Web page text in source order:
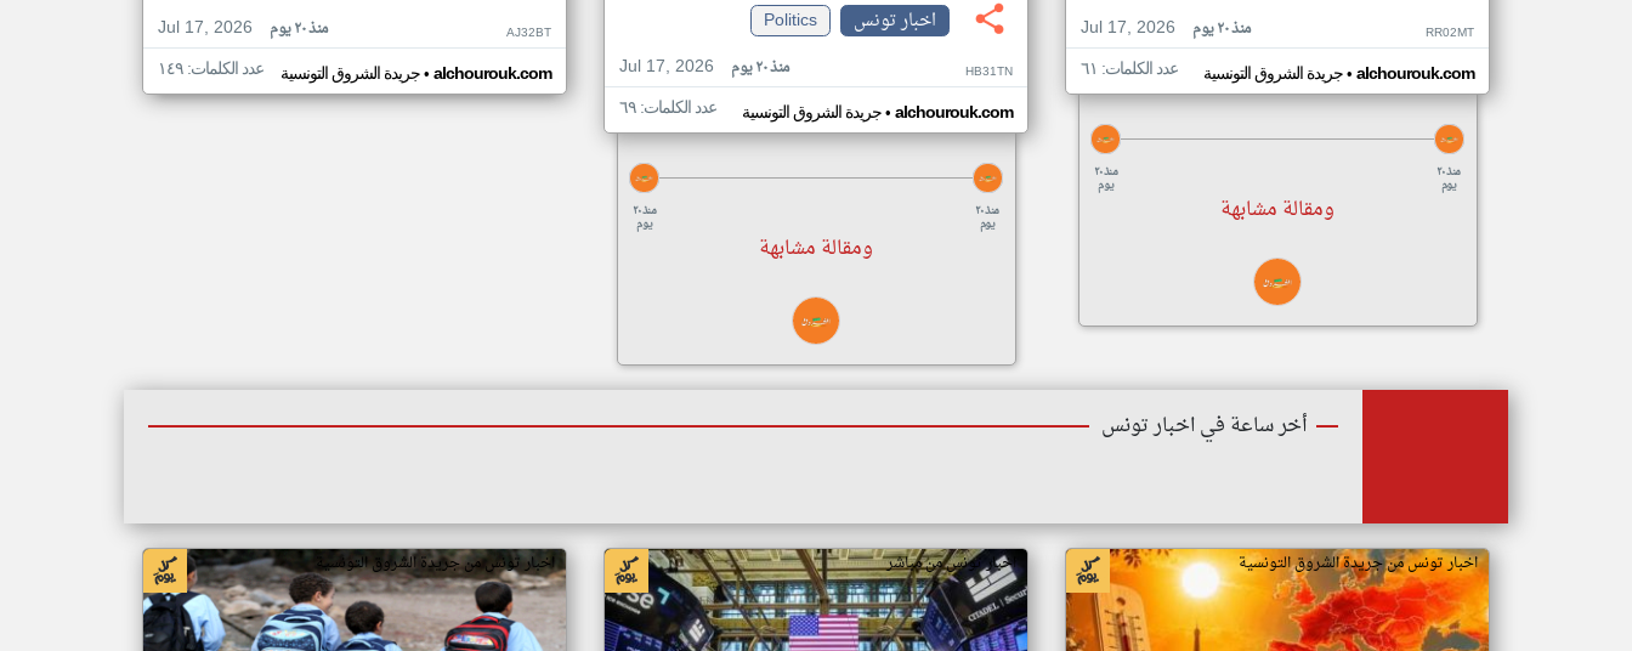
Jul 17, 2026
منذ ٢٠ يوم RR02MT
جريدة الشروق التونسية• alchourouk.com عدد الكلمات: ٦١
منذ ٢٠
يوم
منذ ٢٠
يوم
ومقالة مشابهة
اخبار تونس
Politics
Jul 17, 2026
منذ ٢٠ يوم HB31TN
جريدة الشروق التونسية• alchourouk.com عدد الكلمات: ٦٩
منذ ٢٠
يوم
منذ ٢٠
يوم
ومقالة مشابهة
Jul 17, 2026
منذ ٢٠ يوم AJ32BT
جريدة الشروق التونسية• alchourouk.com عدد الكلمات: ١٤٩
أخر ساعة في اخبار تونس
اخبار تونس من جريدة الشروق التونسية اخبار تونس من مباشر اخبار تونس من جريدة الشروق التونسية